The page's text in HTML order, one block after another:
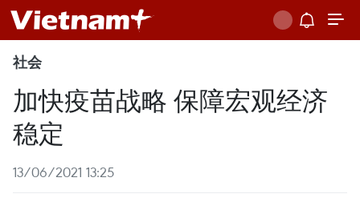
社会
加快疫苗战略 保障宏观经济
稳定
13/06/2021 13:25